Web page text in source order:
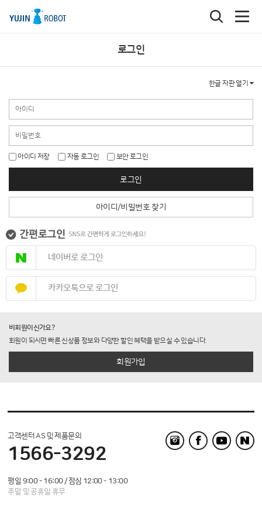
로그인
한글 자판 열기
아이디 저장 자동 로그인 보안 로그인
로그인
아이디/비밀번호 찾기
네이버로 로그인
카카오톡으로 로그인
비회원이신가요?
회원이 되시면 빠른 신상품 정보와 다양한 할인 혜택을 받으실 수 있습니다.
회원가입
고객센터 AS 및 제품문의
1566-3292
평일 9:00 - 16:00 / 점심 12:00 - 13:00
주말 및 공휴일 휴무